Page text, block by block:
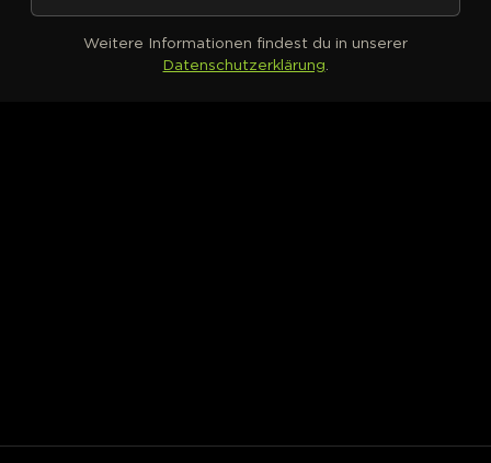
Kein Produkt definiert
Weitere Informationen findest du in unserer
Datenschutzerklärung